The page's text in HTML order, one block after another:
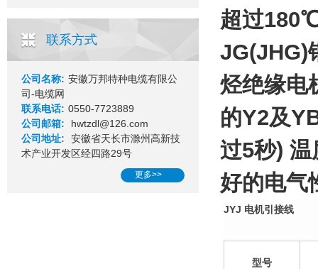
联系方式
公司名称: 安徽万邦特种电缆有限公
司-电缆网
联系电话: 0550-7723889
公司邮箱:
hwtzdl@126.com
公司地址:
安徽省天长市滁州高新技
术产业开发区经四路29号
更多>>
超过
JG(JHG)
烃绝缘电
的Y2及
过5秒)
好的电气
JYJ 电机引接线
型号